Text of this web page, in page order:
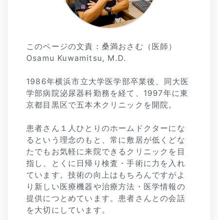
このページの文責：桑満おさむ（医師）
Osamu Kuwamitsu, M.D.
1986年横浜市立大学医学部卒業後、同大医
学部病院泌尿器科勤務を経て、1997年に東
京都目黒区で五本木クリニックを開院。
患者さん１人ひとりのホームドクターにな
るという理念のもと、常に敷居が低くどな
たでもお気軽に来院できるクリニックを目
指し、とくに日帰り検査・手術に力を入れ
ています。技術の向上はもちろんですがよ
り新しい医療機器や治療方法・医学情報の
提供につとめています。患者さんとの会話
を大切にしています。